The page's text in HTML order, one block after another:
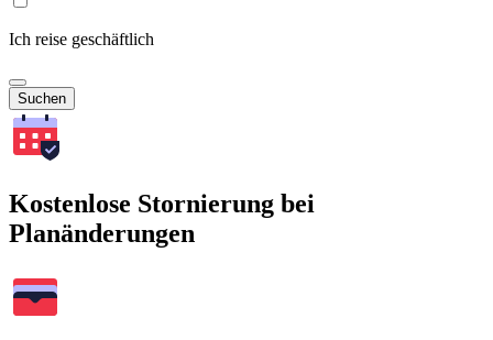
Ich reise geschäftlich
Suchen
Kostenlose Stornierung bei
Planänderungen